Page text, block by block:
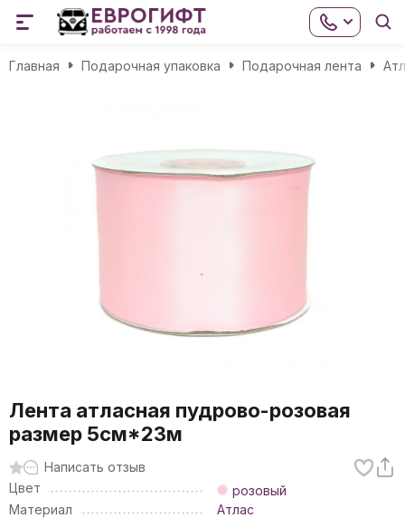
Главная Подарочная упаковка Подарочная лента
Лента атласная пудрово-розовая
размер 5см*23м
Написать отзыв
Цвет
розовый
Материал
Атлас